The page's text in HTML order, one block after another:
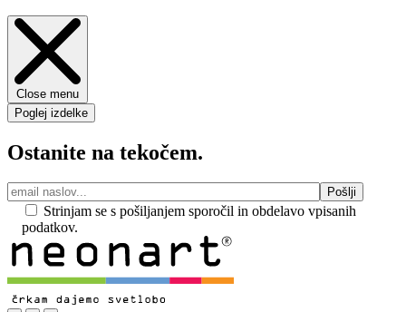
Close menu
Poglej izdelke
Ostanite na tekočem.
Strinjam se s pošiljanjem sporočil in obdelavo vpisanih
podatkov.